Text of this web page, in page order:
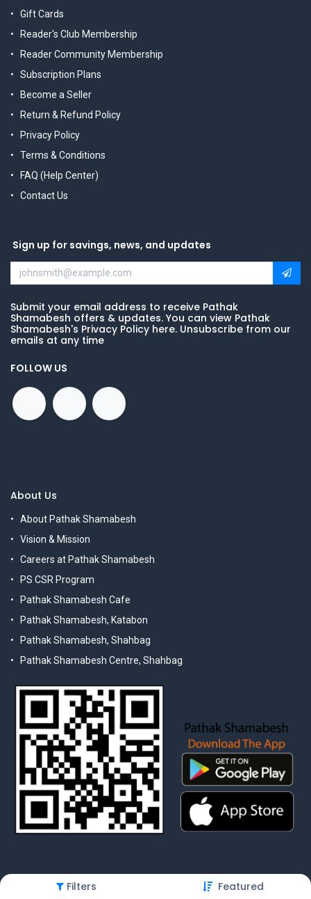
Filters Featured
Gift Cards
Reader's Club Membership
Reader Community Membership
Subscription Plans
Become a Seller
Return & Refund Policy
Privacy Policy
Terms & Conditions
FAQ (Help Center)
Contact Us
Sign up for savings, news, and updates
Submit your email address to receive Pathak
Shamabesh offers & updates. You can view Pathak
Shamabesh's Privacy Policy here. Unsubscribe from our
emails at any time
FOLLOW US
About Us
About Pathak Shamabesh
Vision & Mission
Careers at Pathak Shamabesh
PS CSR Program
Pathak Shamabesh Cafe
Pathak Shamabesh, Katabon
Pathak Shamabesh, Shahbag
Pathak Shamabesh Centre, Shahbag
© 2025 Pathak Shamabesh. Developed by Metamorphosis Ltd. |